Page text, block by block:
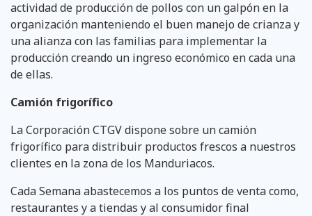
actividad de producción de pollos con un galpón en la
organización manteniendo el buen manejo de crianza y
una alianza con las familias para implementar la
producción creando un ingreso económico en cada una
de ellas.
Camión frigorífico
La Corporación CTGV dispone sobre un camión
frigorífico para distribuir productos frescos a nuestros
clientes en la zona de los Manduriacos.
Cada Semana abastecemos a los puntos de venta como,
restaurantes y a tiendas y al consumidor final